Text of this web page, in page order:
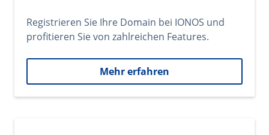
Registrieren Sie Ihre Domain bei IONOS und
profitieren Sie von zahlreichen Features.
Mehr erfahren